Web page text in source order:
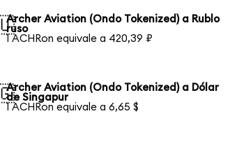
Archer Aviation (Ondo Tokenized) a Rublo
ruso
1 ACHRon equivale a 420,39 ₽
Archer Aviation (Ondo Tokenized) a Dólar
de Singapur
1 ACHRon equivale a 6,65 $